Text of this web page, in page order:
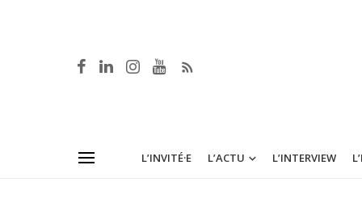
L’INVITÉ·E L’ACTU L’INTERVIEW